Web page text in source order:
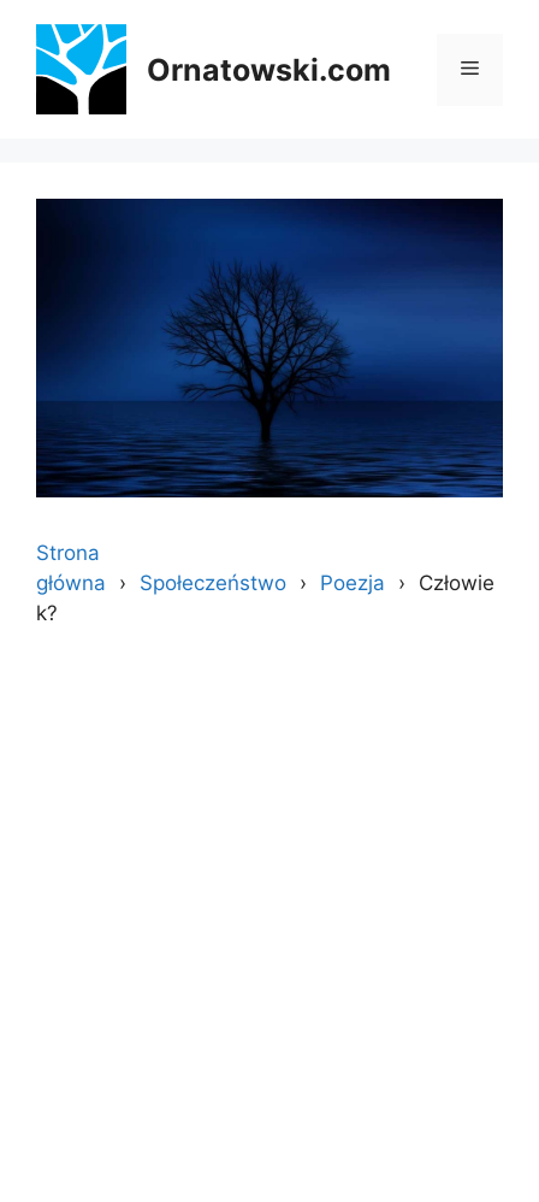
treści
Ornatowski.com Menu
Strona
główna
Społeczeństwo Poezja
Człowie
k?